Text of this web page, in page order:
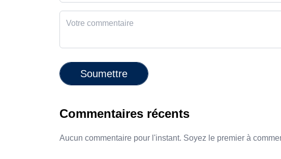
Soumettre
Commentaires récents
Aucun commentaire pour l'instant. Soyez le premier à